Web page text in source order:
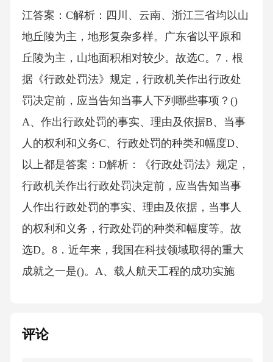
江答案：C解析：四川、云南、浙江三省均以山
地丘陵为主，地形复杂多样。广东省以平原和
丘陵为主，山地面积相对较少。故选C。7．根
据《行政处罚法》规定，行政机关作出行政处
罚决定前，应当告知当事人下列哪些事项？()
A、作出行政处罚的事实、理由及依据B、当事
人的权利和义务C、行政处罚的种类和幅度D、
以上都是答案：D解析：《行政处罚法》规定，
行政机关作出行政处罚决定前，应当告知当事
人作出行政处罚的事实、理由及依据，当事人
的权利和义务，行政处罚的种类和幅度等。故
选D。8．近年来，我国在科技领域取得的重大
成就之一是()。A、载人航天工程的成功实施
科技领域取得了多项重大成就，包括载人航天
评论